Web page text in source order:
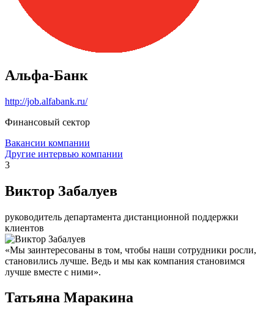
Альфа-Банк
http://job.alfabank.ru/
Финансовый сектор
Вакансии компании
Другие интервью компании
3
Виктор Забалуев
руководитель департамента дистанционной поддержки
клиентов
«Мы заинтересованы в том, чтобы наши сотрудники росли,
становились лучше. Ведь и мы как компания становимся
лучше вместе с ними».
Татьяна Маракина